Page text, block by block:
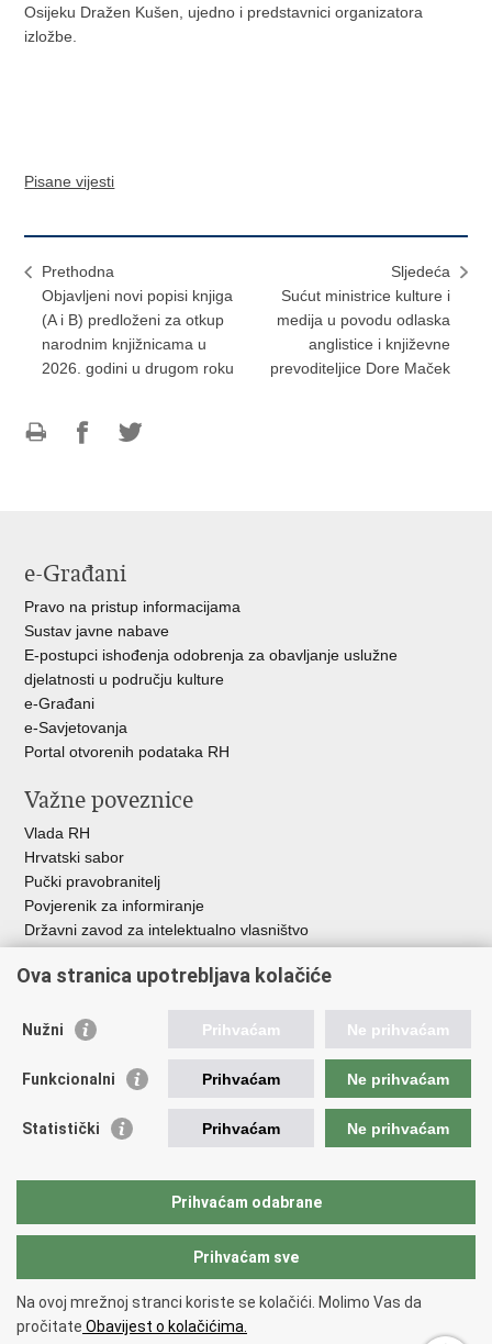
Osijeku Dražen Kušen, ujedno i predstavnici organizatora
izložbe.
Pisane vijesti
Prethodna
Objavljeni novi popisi knjiga
(A i B) predloženi za otkup
narodnim knjižnicama u
2026. godini u drugom roku
Sljedeća
​Sućut ministrice kulture i
medija u povodu odlaska
anglistice i književne
prevoditeljice Dore Maček
e-Građani
Pravo na pristup informacijama
Sustav javne nabave
E-postupci ishođenja odobrenja za obavljanje uslužne
djelatnosti u području kulture
e-Građani
e-Savjetovanja
Portal otvorenih podataka RH
Važne poveznice
Vlada RH
Hrvatski sabor
Pučki pravobranitelj
Povjerenik za informiranje
Državni zavod za intelektualno vlasništvo
HAKOM
Ostale poveznice
Hrvatski audiovizualni centar
Creative Europe
EU National Institutes for Culture
Međunarodni centar za podvodnu arheologiju u Zadru (MCPA)
Copyright © 2026 Ministarstvo kulture i medija.
pristupačnosti.
Ova stranica upotrebljava kolačiće
Nužni Prihvaćam Ne prihvaćam
Funkcionalni Prihvaćam Ne prihvaćam
Statistički Prihvaćam Ne prihvaćam
Prihvaćam odabrane
Prihvaćam sve
Na ovoj mrežnoj stranci koriste se kolačići. Molimo Vas da
pročitate Obavijest o kolačićima.